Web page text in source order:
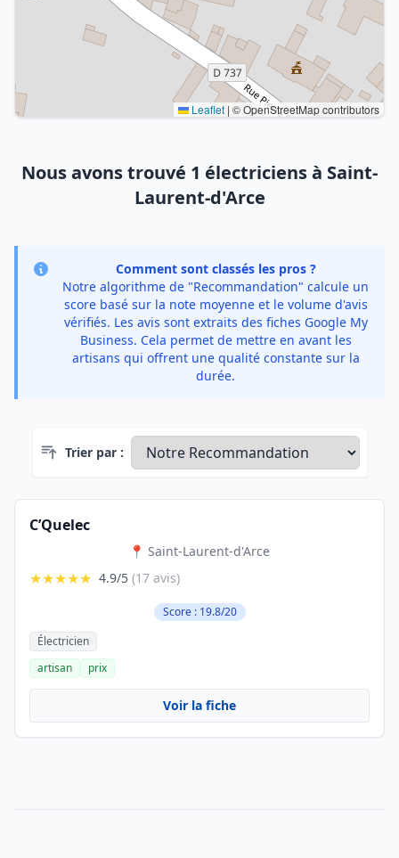
Leaflet | © OpenStreetMap contributors
Nous avons trouvé 1 électriciens à Saint-
Laurent-d'Arce
Comment sont classés les pros ?
Notre algorithme de "Recommandation" calcule un
score basé sur la note moyenne et le volume d'avis
vérifiés. Les avis sont extraits des fiches Google My
Business. Cela permet de mettre en avant les
artisans qui offrent une qualité constante sur la
durée.
Trier par :
C’Quelec
📍 Saint-Laurent-d'Arce
★★★★★ 4.9/5 (17 avis)
Score : 19.8/20
Électricien
artisan
prix
Voir la fiche